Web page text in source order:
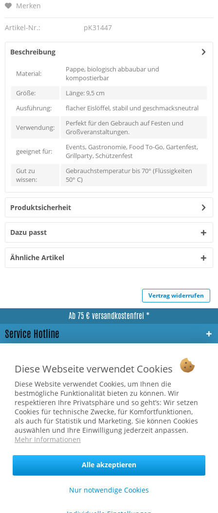
Merken
Artikel-Nr.: pK31447
Beschreibung
Material:
Pappe, biologisch abbaubar und
kompostierbar
Größe:
Länge: 9,5 cm
Ausführung:
flacher Eislöffel, stabil und geschmacksneutral
Verwendung:
Perfekt für den Gebrauch auf Festen und
Großveranstaltungen.
geeignet für:
Events, Gastronomie, Food To-Go, Gartenfest,
Grillparty, Schützenfest
Gut zu
wissen:
Gebrauchstemperatur bis 70° (Flüssigkeiten
50° C)
Produktsicherheit
Dazu passt
Ähnliche Artikel
Vertrag widerrufen
Ab 75 € versandkostenfrei *
Service Hotline
Informationen
* bei Paketversand. Alle Preise inkl. gesetzl. Mehrwertsteuer zzgl.
Versandkosten.
Copyright © afp marketing gmbh - Alle Rechte vorbehalten
Sicher zahlen in unserem Onlineshop
Diese Webseite verwendet Cookies
Diese Website verwendet Cookies, um Ihnen die
bestmögliche Funktionalität bieten zu können. Wir
respektieren Ihre Privatsphäre und so geht’s: Wir setzen
Cookies für technische Zwecke, für Komfortfunktionen,
als auch für Statistik und Marketing. Sie können Cookies
auswählen und Ihre Einwilligung jederzeit anpassen.
Mehr Informationen
Nur notwendige Cookies
Alle akzeptieren